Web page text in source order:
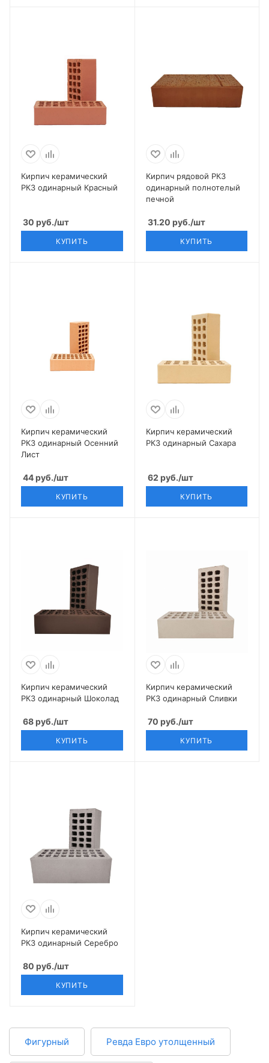
Кирпич керамический
РКЗ одинарный Красный
30 руб./шт
КУПИТЬ
Кирпич рядовой РКЗ
одинарный полнотелый
печной
31.20 руб./шт
КУПИТЬ
Кирпич керамический
РКЗ одинарный Осенний
Лист
44руб./шт
КУПИТЬ
Кирпич керамический
РКЗ одинарный Сахара
62 руб./шт
КУПИТЬ
Кирпич керамический
РКЗ одинарный Шоколад
68руб./шт
КУПИТЬ
Кирпич керамический
РКЗ одинарный Сливки
70 руб./шт
КУПИТЬ
Кирпич керамический
РКЗ одинарный Серебро
80 руб./шт
КУПИТЬ
Фигурный Ревда Евро утолщенный